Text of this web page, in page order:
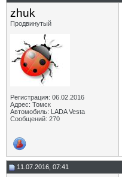
zhuk
Продвинутый
Регистрация: 06.02.2016
Адрес: Томск
Автомобиль: LADA Vesta
Сообщений: 270
11.07.2016, 07:41